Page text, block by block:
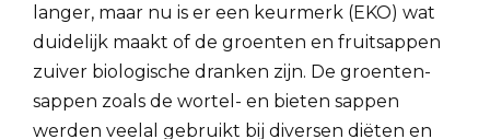
langer, maar nu is er een keurmerk (EKO) wat
duidelijk maakt of de groenten en fruitsappen
zuiver biologische dranken zijn. De groenten-
sappen zoals de wortel- en bieten sappen
werden veelal gebruikt bij diversen diëten en